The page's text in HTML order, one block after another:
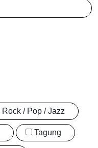
Rock / Pop / Jazz
Tagung